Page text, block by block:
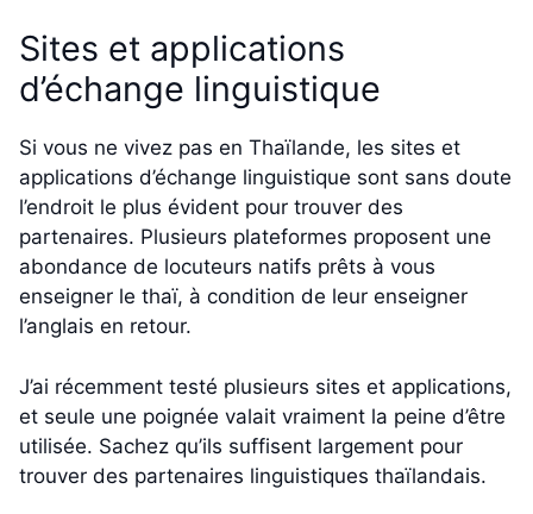
Sites et applications
d’échange linguistique
Si vous ne vivez pas en Thaïlande, les sites et
applications d’échange linguistique sont sans doute
l’endroit le plus évident pour trouver des
partenaires. Plusieurs plateformes proposent une
abondance de locuteurs natifs prêts à vous
enseigner le thaï, à condition de leur enseigner
l’anglais en retour.
J’ai récemment testé plusieurs sites et applications,
et seule une poignée valait vraiment la peine d’être
utilisée. Sachez qu’ils suffisent largement pour
trouver des partenaires linguistiques thaïlandais.